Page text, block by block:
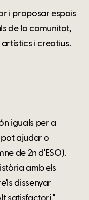
i proposar espais
de la comunitat,
i creatius.
iguals per a
pot ajudar o
de 2n d'ESO).
amb els
dissenyar